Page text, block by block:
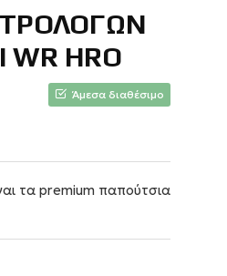
WR HRO
Άμεσα διαθέσιμο
τα premium παπούτσια